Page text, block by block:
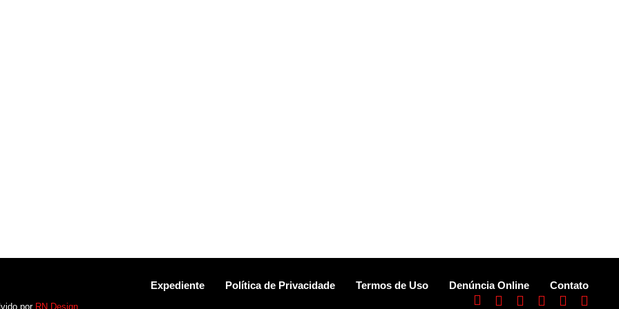
Expediente Política de Privacidade Termos de Uso Denúncia Online Contato
por RN Design